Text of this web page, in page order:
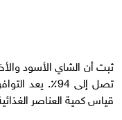
ثبت أن الشاي الأسود
تصل إلى 94٪.
قياس كمية العناصر